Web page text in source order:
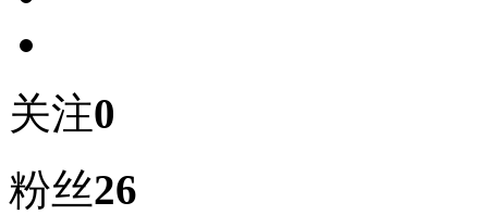
关注0
粉丝26